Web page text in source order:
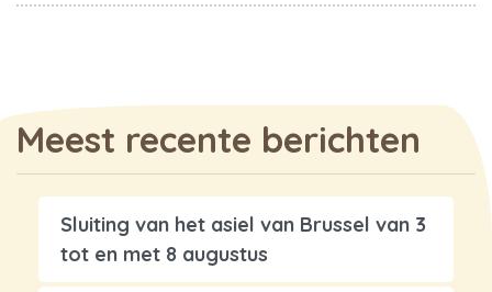
Meest recente berichten
Sluiting van het asiel van Brussel van 3
tot en met 8 augustus